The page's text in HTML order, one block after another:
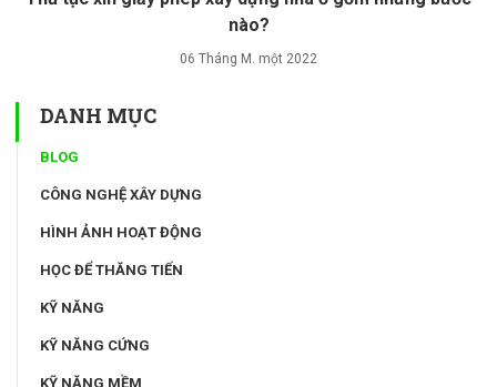
nào?
06 Tháng M. một 2022
DANH MỤC
BLOG
CÔNG NGHỆ XÂY DỰNG
HÌNH ẢNH HOẠT ĐỘNG
HỌC ĐỂ THĂNG TIẾN
KỸ NĂNG
KỸ NĂNG CỨNG
KỸ NĂNG MỀM